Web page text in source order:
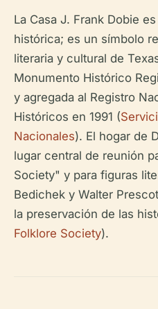
La Casa J. Frank Dobie
histórica; es un símbolo
literaria y cultural de
Monumento Histórico
y agregada al Registro
Históricos en 1991 (
Nacionales). El hogar de
lugar central de reunión
Society" y para figuras
Bedichek y Walter
la preservación de las
Folklore Society).